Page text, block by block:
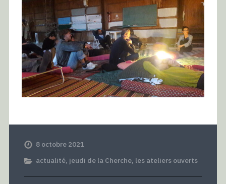
8 octobre 2021
actualité, jeudi de la Cherche, les ateliers ouverts